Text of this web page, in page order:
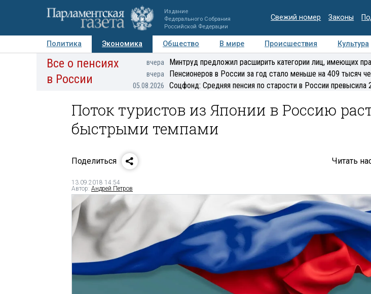
Издание
Федерального Собрания
Российской Федерации
Свежий номер Законы
Политика Экономика Общество В мире Происшествия Культура
Авторы Персоны Мнения Регионы Медиацентр Интервью
Все о пенсиях
в России
вчера Минтруд предложил расширить категории лиц, имеющих
вчера Пенсионеров в России за год стало меньше на 409 тысяч
05.08.2026 Соцфонд: Средняя пенсия по старости в России превысила
Поток туристов из Японии в Россию
быстрыми темпами
Поделиться Читать
13.09.2018 14:54
Автор: Андрей Петров